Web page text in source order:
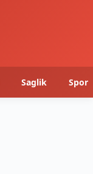
Saglik Spor